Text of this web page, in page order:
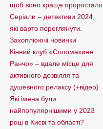
щоб воно краще проростало
Серіали – детективи 2024,
які варто пеpеглянути.
Захоплюючі новинки
Кінний клуб «Соломахине
Ранчо» – вдале місце для
активного дозвілля та
душевного релаксу (+відео)
Які імена були
найпопулярнішими у 2023
році в Києві та області?